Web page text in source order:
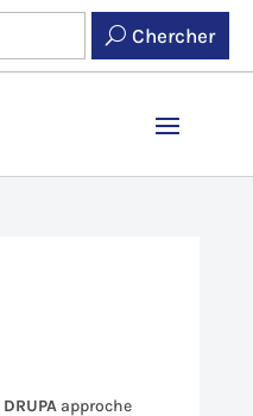
Chercher
DRUPAapproche